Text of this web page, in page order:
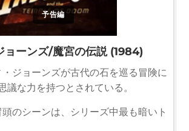
予告編
ョーンズ/魔宮の伝説 (1984)
・ジョーンズが古代の石を巡る冒険に
議な力を持つとされている。
のシーンは、シリーズ中最も暗いト